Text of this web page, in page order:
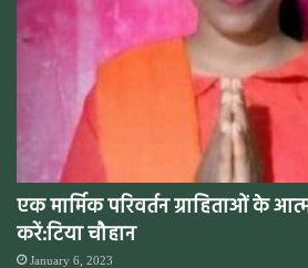
एक मार्मिक परिवर्तन ग्राहिताओं के
करें:टिया चौहान
January 6, 2023